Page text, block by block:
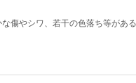
傷やシワ、若干の色落ち等があ